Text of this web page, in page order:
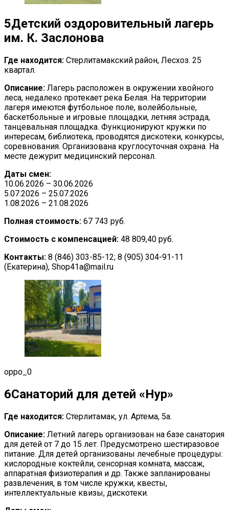
5Детский оздоровительный лагерь
им. К. Заслонова
Где находится: Стерлитамакский район, Лесхоз. 25
квартал.
Описание: Лагерь расположен в окружении хвойного
леса, недалеко протекает река Белая. На территории
лагеря имеются футбольное поле, волейбольные,
баскетбольные и игровые площадки, летняя эстрада,
танцевальная площадка. Функционируют кружки по
интересам, библиотека, проводятся дискотеки, конкурсы,
соревнования. Организована круглосуточная охрана. На
месте дежурит медицинский персонал.
Даты смен:
10.06.2026 – 30.06.2026
5.07.2026 – 25.07.2026
1.08.2026 – 21.08.2026
Полная стоимость: 67 743 руб.
Стоимость с компенсацией: 48 809,40 руб.
Контакты: 8 (846) 303-85-12; 8 (905) 304-91-11
(Екатерина), Shop41a@mail.ru
oppo_0
6Санаторий для детей «Нур»
Где находится: Стерлитамак, ул. Артема, 5а.
Описание: Летний лагерь организован на базе санатория
для детей от 7 до 15 лет. Предусмотрено шестиразовое
питание. Для детей организованы лечебные процедуры:
кислородные коктейли, сенсорная комната, массаж,
аппаратная физиотерапия и др. Также запланированы
развлечения, в том числе кружки, квесты,
интеллектуальные квизы, дискотеки.